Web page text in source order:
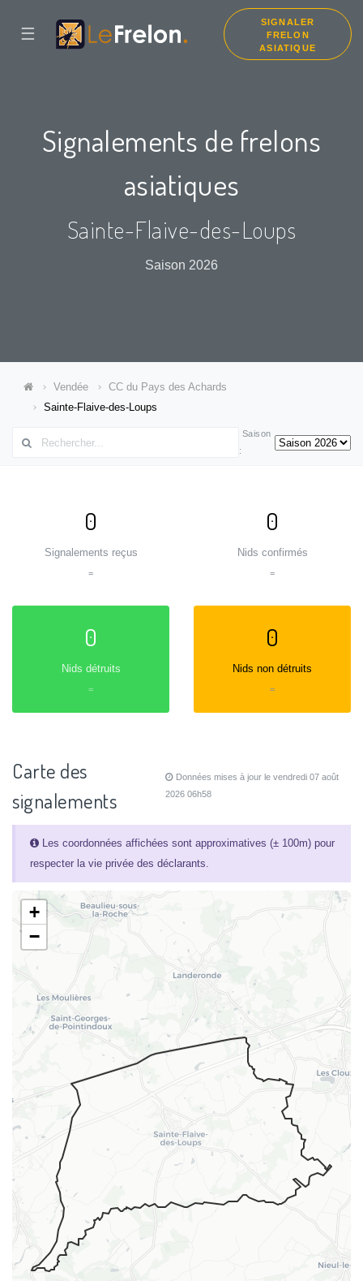
☰
SIGNALER
FRELON
ASIATIQUE
Signalements de frelons
asiatiques
Sainte-Flaive-des-Loups
Saison 2026
Vendée
CC du Pays des Achards
Sainte-Flaive-des-Loups
Saison
:
0
Signalements reçus
=
0
Nids confirmés
=
0
Nids détruits
=
0
Nids non détruits
=
Carte des
signalements
Données mises à jour le vendredi 07 août
2026 06h58
Les coordonnées affichées sont approximatives (± 100m) pour
respecter la vie privée des déclarants.
+
−